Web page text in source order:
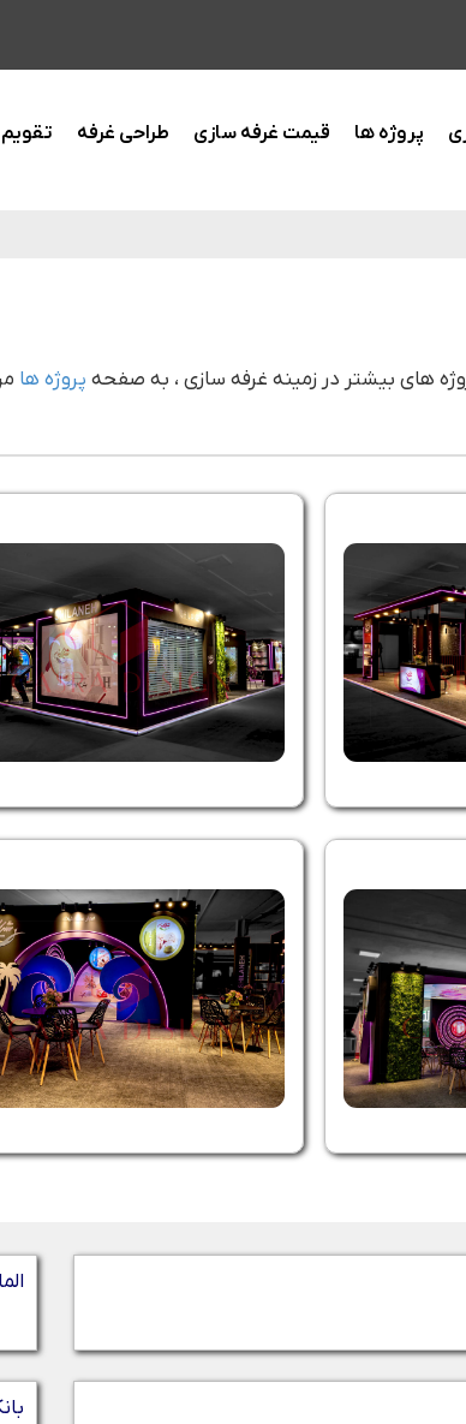
پروژه ها قیمت غرفه سازی طراحی غرفه تقویم
های بیشتر در زمینه غرفه سازی ، به صفحه پروژه ها